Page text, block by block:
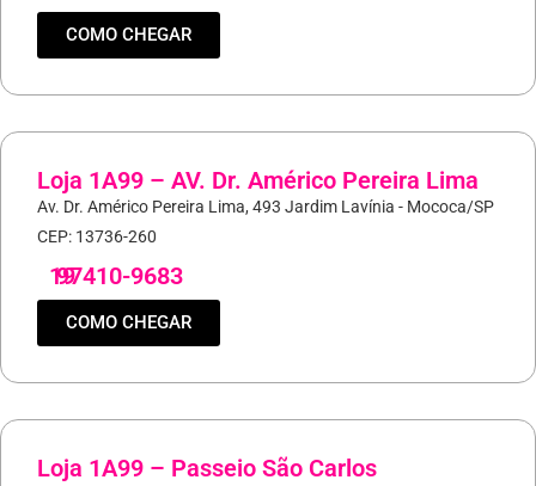
COMO CHEGAR
Loja 1A99 – AV. Dr. Américo Pereira Lima
Av. Dr. Américo Pereira Lima, 493 Jardim Lavínia - Mococa/SP
CEP: 13736-260
19
97410-9683
COMO CHEGAR
Loja 1A99 – Passeio São Carlos